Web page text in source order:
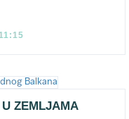
ZEMLJAMA